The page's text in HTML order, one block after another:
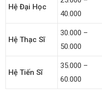
Hệ Đại Học
40.000
Hệ Thạc Sĩ
30.000 –
50.000
Hệ Tiến Sĩ
35.000 –
60.000